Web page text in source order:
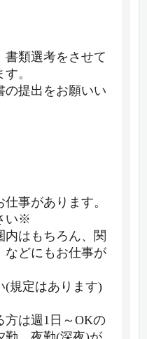
類選考をさせて
。
提出をお願いい
事があります。
い※
内はもちろん、関
などにもお仕事が
(規定はあります)
方は週1日～OKの